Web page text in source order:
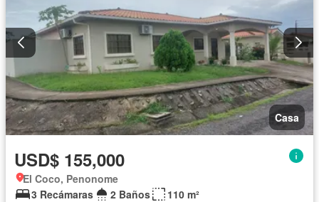
Casa
USD$ 155,000
El Coco, Penonome
3 Recámaras
2 Baños
110 m²